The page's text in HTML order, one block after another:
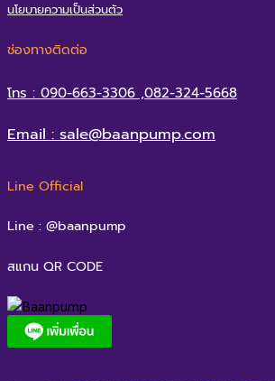
นโยบายความเป็นส่วนตัว
ช่องทางติดต่อ
โทร : 090-663-3306 ,082-324-5668
Email : sale@baanpump.com
Line Official
Line : @baanpump
สแกน QR CODE